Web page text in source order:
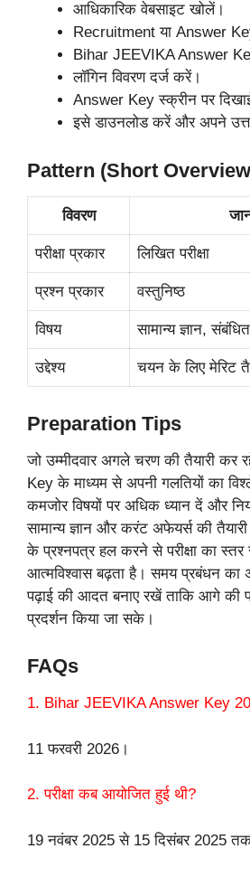
आधिकारिक वेबसाइट खोलें।
Recruitment या Answer
Bihar JEEVIKA Answer
लॉगिन विवरण दर्ज करें।
Answer Key स्क्रीन पर
इसे डाउनलोड करें और अपने
Pattern (Short
विवरण
परीक्षा प्रकार लिखित परीक्षा
प्रश्न प्रकार वस्तुनिष्ठ
विषय सामान्य ज्ञान,
उद्देश्य चयन के लिए मेरिट
Preparation Tips
जो उम्मीदवार अगले चरण की तैयारी कर
Key के माध्यम से अपनी गलतियों का
कमजोर विषयों पर अधिक ध्यान दें और
सामान्य ज्ञान और करंट अफेयर्स की तैयारी
के प्रश्नपत्र हल करने से परीक्षा का
आत्मविश्वास बढ़ता है। समय प्रबंधन का
पढ़ाई की आदत बनाए रखें ताकि आगे की
प्रदर्शन किया जा सके।
FAQs
1. Bihar JEEVIKA Answer Key
11 फरवरी 2026।
2. परीक्षा कब आयोजित हुई थी?
19 नवंबर 2025 से 15 दिसंबर 2025